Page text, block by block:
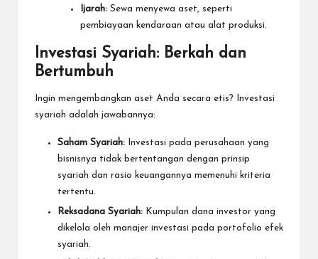
Ijarah: Sewa menyewa aset, seperti
pembiayaan kendaraan atau alat produksi.
Investasi Syariah: Berkah dan
Bertumbuh
Ingin mengembangkan aset Anda secara etis? Investasi
syariah adalah jawabannya:
Saham Syariah: Investasi pada perusahaan yang
bisnisnya tidak bertentangan dengan prinsip
syariah dan rasio keuangannya memenuhi kriteria
tertentu.
Reksadana Syariah: Kumpulan dana investor yang
dikelola oleh manajer investasi pada portofolio efek
syariah.